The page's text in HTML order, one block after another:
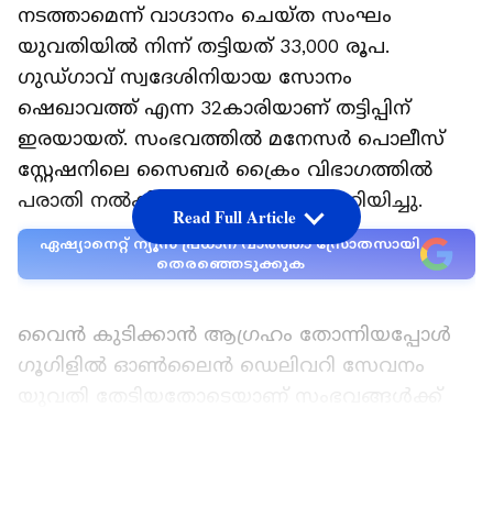
നടത്താമെന്ന് വാഗ്ദാനം ചെയ്ത സംഘം
യുവതിയില്‍ നിന്ന് തട്ടിയത് 33,000 രൂപ.
ഗുഡ്ഗാവ് സ്വദേശിനിയായ സോനം
ഷെഖാവത്ത് എന്ന 32കാരിയാണ് തട്ടിപ്പിന്
ഇരയായത്. സംഭവത്തില്‍ മനേസര്‍ പൊലീസ്
സ്റ്റേഷനിലെ സൈബര്‍ ക്രൈം വിഭാഗത്തില്‍
പരാതി നല്‍കിയതായി സോനം അറിയിച്ചു.
ഏഷ്യാനെറ്റ് ന്യൂസ് പ്രധാന വാർത്താ സ്രോതസായി
തെരഞ്ഞെടുക്കുക
വൈന്‍ കുടിക്കാന്‍ ആഗ്രഹം തോന്നിയപ്പോള്‍
ഗൂഗിളില്‍ ഓണ്‍ലൈന്‍ ഡെലിവറി സേവനം
Read Full Article